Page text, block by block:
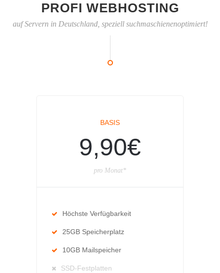
PROFI WEBHOSTING
auf Servern in Deutschland, speziell suchmaschienenoptimiert!
BASIS
9,90€
pro Monat*
Höchste Verfügbarkeit
25GB Speicherplatz
10GB Mailspeicher
SSD-Festplatten